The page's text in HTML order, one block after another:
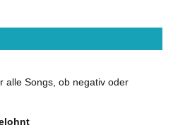
alle Songs, ob negativ oder